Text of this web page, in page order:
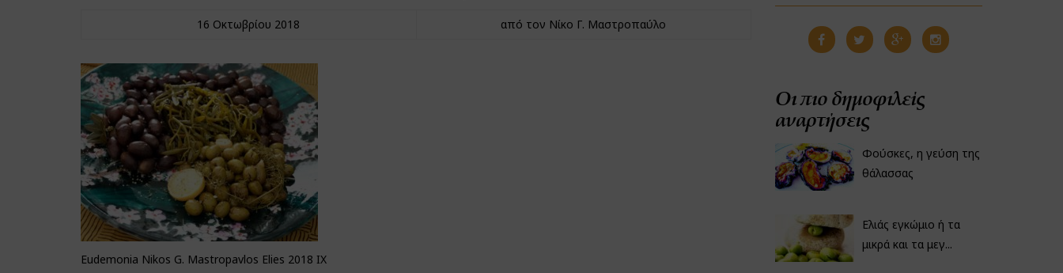
16 Οκτωβρίου 2018 από τον Νίκο Γ. Μαστροπαύλο
Eudemonia Nikos G. Mastropavlos Elies 2018 IX
Οι πιο δημοφιλείς
αναρτήσεις
Φούσκες, η γεύση της
θάλασσας
Ελιάς εγκώμιο ή τα
μικρά και τα μεγ...